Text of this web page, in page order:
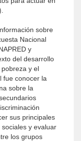
sobre
Nacional
y
del desarrollo
y el
fue conocer la
sobre la
sus principales
y evaluar
los grupos